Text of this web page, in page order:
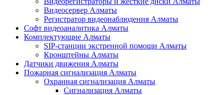
Видеосервер Алматы
Регистратор видеонаблюдения Алматы
Софт видеоаналитика Алматы
Комплектующие Алматы
SIP-станции экстренной помощи Алматы
Кронштейны Алматы
Датчики движения Алматы
Пожарная сигнализация Алматы
Охранная сигнализация Алматы
Сигнализация Алматы